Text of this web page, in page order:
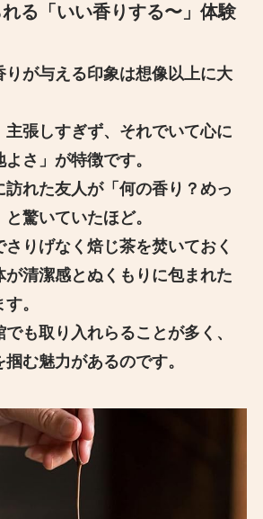
る「いい香りする〜」体験
りが与える印象は想像以上に大
主張しすぎず、それでいて心に
さ」が特徴です。
れた友人が「何の香り？めっ
驚いていたほど。
りげなく焙じ茶を焚いておく
が清潔感とぬくもりに包まれた
。
も取り入れらることが多く、
む魅力があるのです。